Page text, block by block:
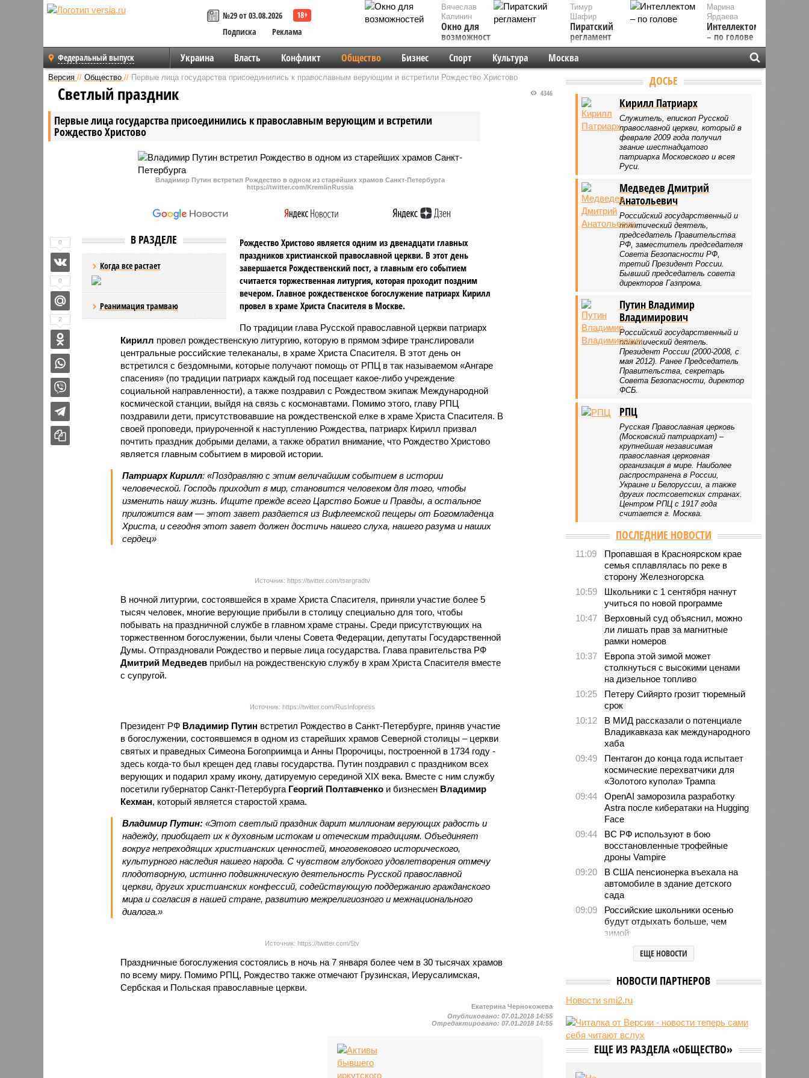
№29 от 03.08.2026
Подписка
Реклама
Вячеслав
Калинин
Окно для
возможностей
Марина
Ярдаева
Интеллектом
– по голове
Тимур
Шафир
Пиратский
регламент
Федеральный выпуск Украина Власть Конфликт Общество Бизнес Спорт Культура Москва
Версия // Общество // Первые лица государства присоединились к православным верующим и встретили Рождество Христово
Первые лица государства присоединились к православным верующим и встретили
Рождество Христово
4346
Светлый праздник
Владимир Путин встретил Рождество в одном из старейших храмов Санкт-Петербурга
https://twitter.com/KremlinRussia
В РАЗДЕЛЕ
Когда все растает
Реанимация трамваю
Рождество Христово является одним из двенадцати главных
праздников христианской православной церкви. В этот день
завершается Рождественский пост, а главным его событием
считается торжественная литургия, которая проходит поздним
вечером. Главное рождественское богослужение патриарх Кирилл
провел в храме Христа Спасителя в Москве.
По традиции глава Русской православной церкви патриарх
Кирилл провел рождественскую литургию, которую в прямом эфире транслировали
центральные российские телеканалы, в храме Христа Спасителя. В этот день он
встретился с бездомными, которые получают помощь от РПЦ в так называемом «Ангаре
спасения» (по традиции патриарх каждый год посещает какое-либо учреждение
социальной направленности), а также поздравил с Рождеством экипаж Международной
космической станции, выйдя на связь с космонавтами. Помимо этого, главу РПЦ
поздравили дети, присутствовавшие на рождественской елке в храме Христа Спасителя. В
своей проповеди, приуроченной к наступлению Рождества, патриарх Кирилл призвал
почтить праздник добрыми делами, а также обратил внимание, что Рождество Христово
является главным событием в мировой истории.
Патриарх Кирилл: «Поздравляю с этим величайшим событием в истории
человеческой. Господь приходит в мир, становится человеком для того, чтобы
изменить нашу жизнь. Ищите прежде всего Царство Божие и Правды, а остальное
приложится вам — этот завет раздается из Вифлеемской пещеры от Богомладенца
Христа, и сегодня этот завет должен достичь нашего слуха, нашего разума и наших
сердец»
Источник: https://twitter.com/tsargradtv
В ночной литургии, состоявшейся в храме Христа Спасителя, приняли участие более 5
тысяч человек, многие верующие прибыли в столицу специально для того, чтобы
побывать на праздничной службе в главном храме страны. Среди присутствующих на
торжественном богослужении, были члены Совета Федерации, депутаты Государственной
Думы. Отпраздновали Рождество и первые лица государства. Глава правительства РФ
Дмитрий Медведевприбыл на рождественскую службу в храм Христа Спасителя вместе
с супругой.
Источник: https://twitter.com/RusInfopress
Президент РФ Владимир Путин встретил Рождество в Санкт-Петербурге, приняв участие
в богослужении, состоявшемся в одном из старейших храмов Северной столицы – церкви
святых и праведных Симеона Богоприимца и Анны Пророчицы, построенной в 1734 году -
здесь когда-то был крещен дед главы государства. Путин поздравил с праздником всех
верующих и подарил храму икону, датируемую серединой XIX века. Вместе с ним службу
посетили губернатор Санкт-Петербурга Георгий Полтавченкои бизнесмен Владимир
Кехман, который является старостой храма.
Владимир Путин:«Этот светлый праздник дарит миллионам верующих радость и
надежду, приобщает их к духовным истокам и отеческим традициям. Объединяет
вокруг непреходящих христианских ценностей, многовекового исторического,
культурного наследия нашего народа. С чувством глубокого удовлетворения отмечу
плодотворную, истинно подвижническую деятельность Русской православной
церкви, других христианских конфессий, содействующую поддержанию гражданского
мира и согласия в нашей стране, развитию межрелигиозного и межнационального
диалога.»
Источник: https://twitter.com/5tv
Праздничные богослужения состоялись в ночь на 7 января более чем в 30 тысячах храмов
по всему миру. Помимо РПЦ, Рождество также отмечают Грузинская, Иерусалимская,
Сербская и Польская православные церкви.
0
0
2
Екатерина Чернокожева
Опубликовано:07.01.2018 14:55
Отредактировано:07.01.2018 14:55
ДОСЬЕ
Кирилл Патриарх
Служитель, епископ Русской
православной церкви, который в
феврале 2009 года получил
звание шестнадцатого
патриарха Московского и всея
Руси.
Медведев Дмитрий
Анатольевич
Российский государственный и
политический деятель,
председатель Правительства
РФ, заместитель председателя
Совета Безопасности РФ,
третий Президент России.
Бывший председатель совета
директоров Газпрома.
Путин Владимир
Владимирович
Российский государственный и
политический деятель.
Президент России (2000-2008, с
мая 2012). Ранее Председатель
Правительства, секретарь
Совета Безопасности, директор
ФСБ.
РПЦ
Русская Православная церковь
(Московский патриархат) –
крупнейшая независимая
православная церковная
организация в мире. Наиболее
распространена в России,
Украине и Белоруссии, а также
других постсоветских странах.
Центром РПЦ с 1917 года
считается г. Москва.
ПОСЛЕДНИЕ НОВОСТИ
11:09
Пропавшая в Красноярском крае
семья сплавлялась по реке в
сторону Железногорска
10:59
Школьники с 1 сентября начнут
учиться по новой программе
10:47
Верховный суд объяснил, можно
ли лишать прав за магнитные
рамки номеров
10:37
Европа этой зимой может
столкнуться с высокими ценами
на дизельное топливо
10:25
Петеру Сийярто грозит тюремный
срок
10:12
В МИД рассказали о потенциале
Владикавказа как международного
хаба
09:49
Пентагон до конца года испытает
космические перехватчики для
«Золотого купола» Трампа
09:44
OpenAI заморозила разработку
Astra после кибератаки на Hugging
Face
09:44
ВС РФ используют в бою
восстановленные трофейные
дроны Vampire
09:20
В США пенсионерка въехала на
автомобиле в здание детского
сада
09:09
Российские школьники осенью
будут отдыхать больше, чем
зимой
Финский МИД не удалил
рекомендации для граждан,
08:44
США занимаются поисками
лидера на Кубе по
07/08
Экс-президент Финляндии
отказался признать Россию
угрозой для Европы
ЕЩЕ НОВОСТИ
НОВОСТИ ПАРТНЕРОВ
Новости smi2.ru
ЕЩЕ ИЗ РАЗДЕЛА «ОБЩЕСТВО»